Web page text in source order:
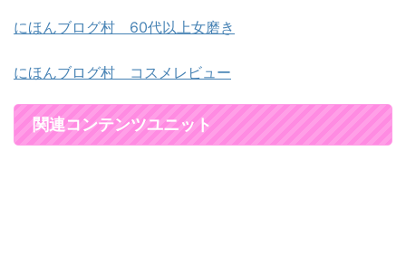
にほんブログ村 60代以上女磨き
にほんブログ村 コスメレビュー
関連コンテンツユニット